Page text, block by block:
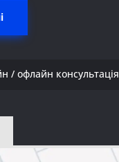
/ офлайн консультація